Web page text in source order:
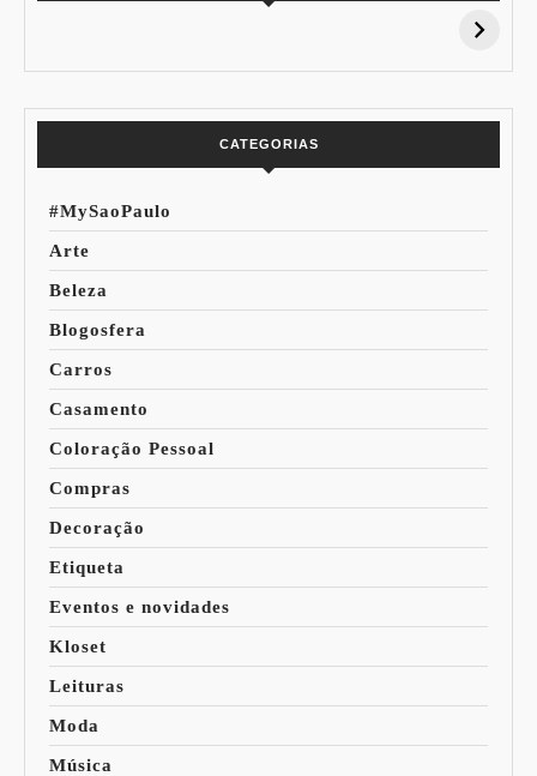
CATEGORIAS
#MySaoPaulo
Arte
Beleza
Blogosfera
Carros
Casamento
Coloração Pessoal
Compras
Decoração
Etiqueta
Eventos e novidades
Kloset
Leituras
Moda
Música